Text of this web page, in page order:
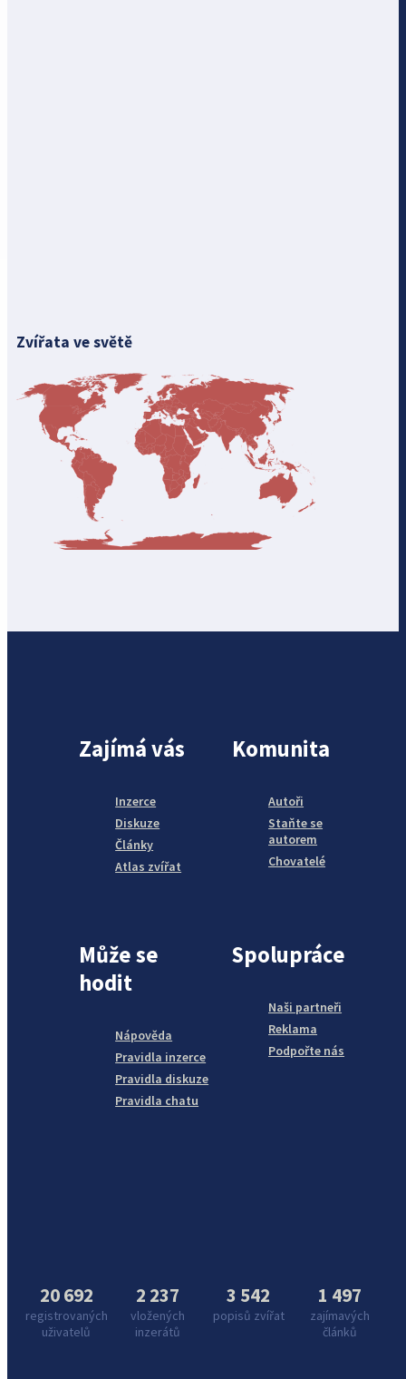
Zvířata ve světě
Zajímá vás
Inzerce
Diskuze
Články
Atlas zvířat
Komunita
Autoři
Staňte se
autorem
Chovatelé
Může se
hodit
Nápověda
Pravidla inzerce
Pravidla diskuze
Pravidla chatu
Spolupráce
Naši partneři
Reklama
Podpořte nás
20 692
registrovaných
uživatelů
2 237
vložených
inzerátů
3 542
popisů zvířat
1 497
zajímavých
článků